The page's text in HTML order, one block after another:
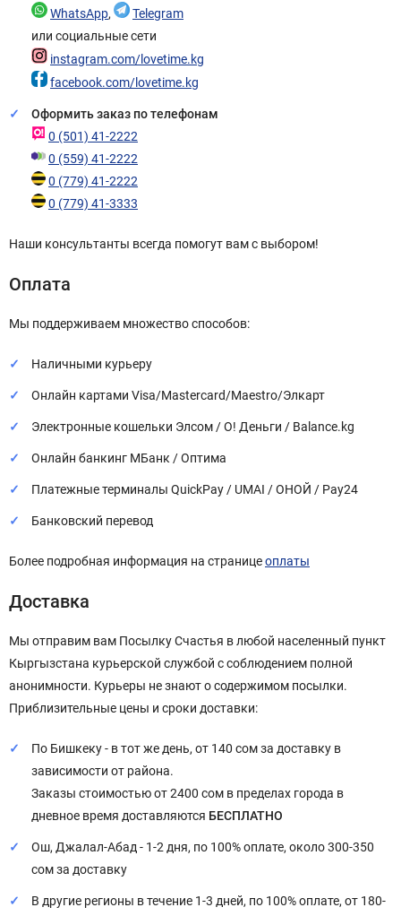
WhatsApp,
Telegram
или социальные сети
instagram.com/lovetime.kg
facebook.com/lovetime.kg
Оформить заказ по телефонам
0 (501) 41-2222
0 (559) 41-2222
0 (779) 41-2222
0 (779) 41-3333
Наши консультанты всегда помогут вам с выбором!
Оплата
Мы поддерживаем множество способов:
Наличными курьеру
Онлайн картами Visa/Mastercard/Maestro/Элкарт
Электронные кошельки Элсом / О! Деньги / Balance.kg
Онлайн банкинг МБанк / Оптима
Платежные терминалы QuickPay / UMAI / ОНОЙ / Pay24
Банковский перевод
Более подробная информация на страницеоплаты
Доставка
Мы отправим вам Посылку Счастья в любой населенный пункт
Кыргызстана курьерской службой с соблюдением полной
анонимности. Курьеры не знают о содержимом посылки.
Приблизительные цены и сроки доставки:
По Бишкеку - в тот же день, от 140 сом за доставку в
зависимости от района.
Заказы стоимостью от 2400 сом в пределах города в
дневное время доставляются БЕСПЛАТНО
Ош, Джалал-Абад - 1-2 дня, по 100% оплате, около 300-350
сом за доставку
В другие регионы в течение 1-3 дней, по 100% оплате, от 180-